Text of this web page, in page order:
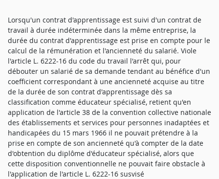
Lorsqu'un contrat d'apprentissage est suivi d'un contrat de
travail à durée indéterminée dans la même entreprise, la
durée du contrat d'apprentissage est prise en compte pour le
calcul de la rémunération et l'ancienneté du salarié. Viole
l'article L. 6222-16 du code du travail l'arrêt qui, pour
débouter un salarié de sa demande tendant au bénéfice d'un
coefficient correspondant à une ancienneté acquise au titre
de la durée de son contrat d'apprentissage dès sa
classification comme éducateur spécialisé, retient qu'en
application de l'article 38 de la convention collective nationale
des établissements et services pour personnes inadaptées et
handicapées du 15 mars 1966 il ne pouvait prétendre à la
prise en compte de son ancienneté qu'à compter de la date
d'obtention du diplôme d'éducateur spécialisé, alors que
cette disposition conventionnelle ne pouvait faire obstacle à
l'application de l'article L. 6222-16 susvisé